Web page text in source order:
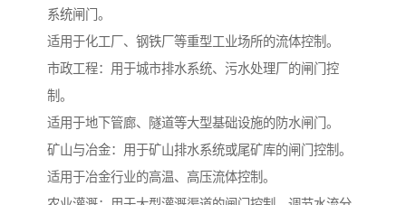
系统闸门。
适用于化工厂、钢铁厂等重型工业场所的流体控制。
市政工程：用于城市排水系统、污水处理厂的闸门控
制。
适用于地下管廊、隧道等大型基础设施的防水闸门。
矿山与冶金：用于矿山排水系统或尾矿库的闸门控制。
适用于冶金行业的高温、高压流体控制。